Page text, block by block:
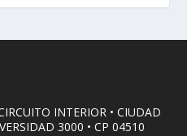
INTERIOR • CIUDAD
3000 • CP 04510